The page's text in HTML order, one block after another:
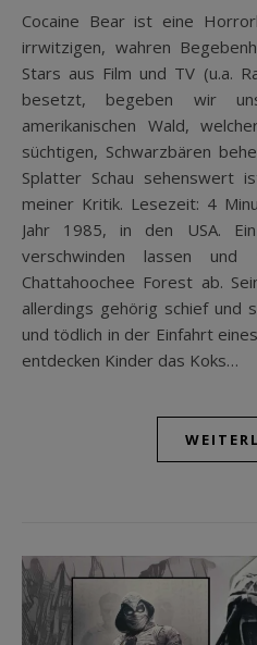
Cocaine Bear ist eine Horrorkomödie, welche auf einer
irrwitzigen, wahren
Stars aus Film und TV (u.a.
besetzt, begeben wir
amerikanischen Wald,
süchtigen, Schwarzbären
Splatter Schau sehenswert
meiner Kritik. Lesezeit: 4
Jahr 1985, in den USA.
verschwinden lassen
Chattahoochee Forest ab.
allerdings gehörig schief und
und tödlich in der Einfahrt
entdecken Kinder das Koks…